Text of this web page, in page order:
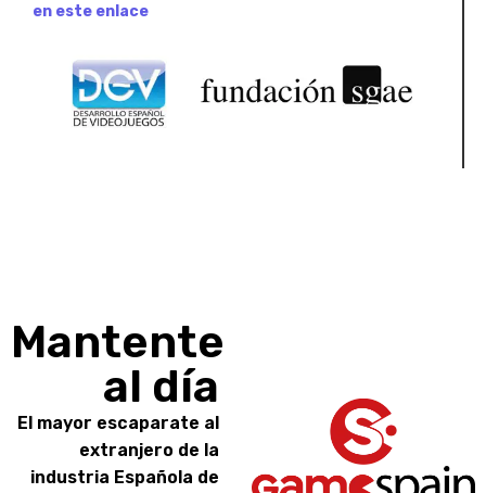
en este enlace
Mantente
al día
El mayor escaparate al
extranjero de la
industria Española de